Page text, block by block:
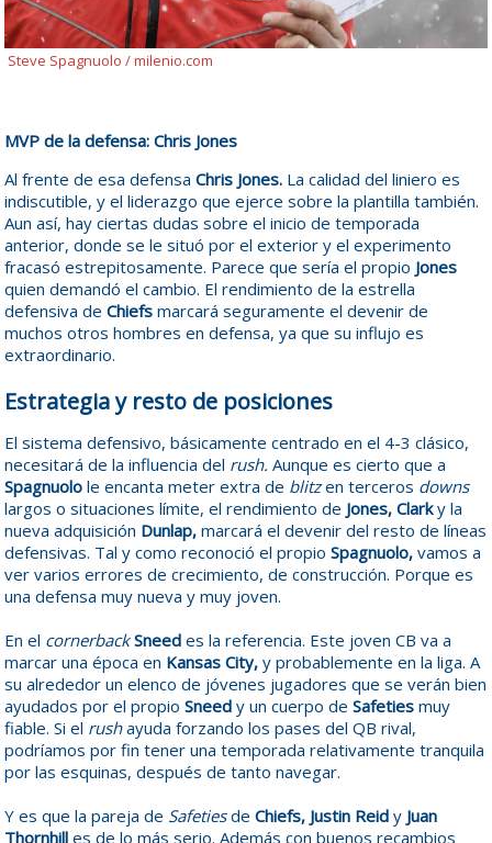
Steve Spagnuolo / milenio.com
MVP de la defensa: Chris Jones
Al frente de esa defensaChris Jones. La calidad del liniero es
indiscutible, y el liderazgo que ejerce sobre la plantilla también.
Aun así, hay ciertas dudas sobre el inicio de temporada
anterior, donde se le situó por el exterior y el experimento
fracasó estrepitosamente. Parece que sería el propio Jones
quien demandó el cambio. El rendimiento de la estrella
defensiva deChiefs marcará seguramente el devenir de
muchos otros hombres en defensa, ya que su influjo es
extraordinario.
Estrategia y resto de posiciones
El sistema defensivo, básicamente centrado en el 4-3 clásico,
necesitará de la influencia del rush. Aunque es cierto que a
Spagnuolo le encanta meter extra de blitzen terceros downs
largos o situaciones límite, el rendimiento de Jones, Clarky la
nueva adquisición Dunlap, marcará el devenir del resto de líneas
defensivas. Tal y como reconoció el propioSpagnuolo, vamos a
ver varios errores de crecimiento, de construcción. Porque es
una defensa muy nueva y muy joven.
En el cornerback Sneed es la referencia. Este joven CB va a
marcar una época en Kansas City, y probablemente en la liga. A
su alrededor un elenco de jóvenes jugadores que se verán bien
ayudados por el propioSneed y un cuerpo deSafeties muy
fiable. Si el rushayuda forzando los pases del QB rival,
podríamos por fin tener una temporada relativamente tranquila
por las esquinas, después de tanto navegar.
Y es que la pareja de SafetiesdeChiefs, Justin Reid y Juan
Thornhill es de lo más serio. Además con buenos recambios